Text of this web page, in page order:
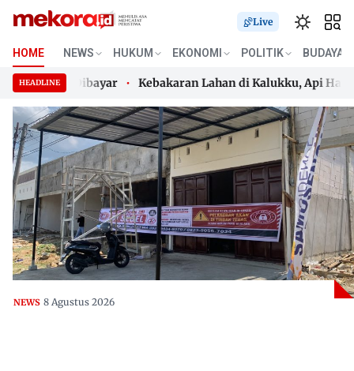
Skip
content
Live
HOME NEWS HUKUM EKONOMI POLITIK BUDAYA
HEADLINE
Belum Dibayar Kebakaran Lahan di Kalukku, Api
Belum Dibayar Kebakaran Lahan di Kalukku, Api
NEWS 8 Agustus 2026